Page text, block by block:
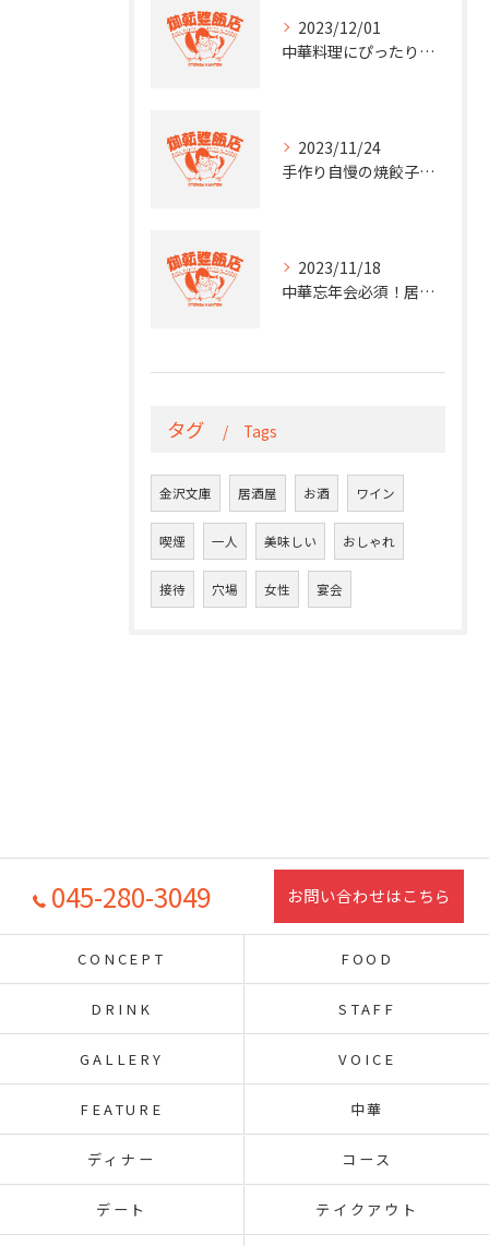
2023/12/01
中華料理にぴったり！ロゼワインのペアリング術
2023/11/24
手作り自慢の焼餃子と自然派ワインが楽しめる居酒屋 限定メニューも登場
2023/11/18
中華忘年会必須！居酒屋で味わう本格中華料理の宴
タグ Tags
金沢文庫 居酒屋 お酒 ワイン
喫煙 一人 美味しい おしゃれ
接待 穴場 女性 宴会
045-280-3049 お問い合わせはこちら
CONCEPT FOOD
DRINK STAFF
GALLERY VOICE
FEATURE 中華
ディナー コース
デート テイクアウト